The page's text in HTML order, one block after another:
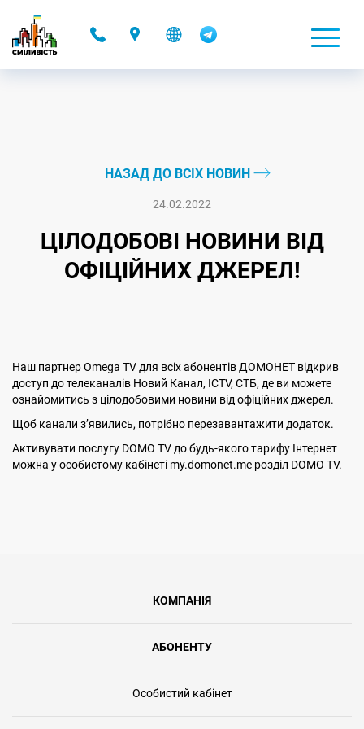
НАЗАД ДО ВСІХ НОВИН
24.02.2022
ЦІЛОДОБОВІ НОВИНИ ВІД
ОФІЦІЙНИХ ДЖЕРЕЛ!
Наш партнер Omega TV для всіх абонентів ДОМОНЕТ відкрив
доступ до телеканалів Новий Канал, ICTV, СТБ, де ви можете
ознайомитись з цілодобовими новини від офіційних джерел.
Щоб канали з’явились, потрібно перезавантажити додаток.
Активувати послугу DOMO TV до будь-якого тарифу Інтернет
можна у особистому кабінеті my.domonet.me розділ DOMO TV.
КОМПАНІЯ
АБОНЕНТУ
Особистий кабінет